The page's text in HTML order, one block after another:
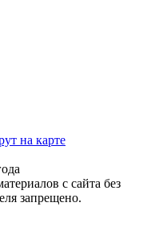
на карте
с сайта без
запрещено.